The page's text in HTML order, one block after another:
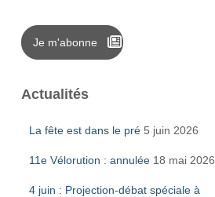
Je m'abonne
Actualités
La fête est dans le pré 5 juin 2026
11e Vélorution : annulée 18 mai 2026
4 juin : Projection-débat spéciale à